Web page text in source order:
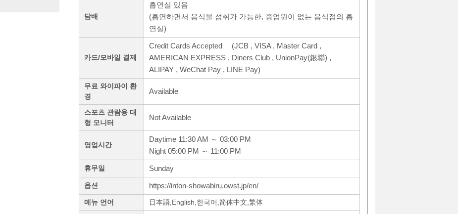
담배
흡연실 있음
(흡연하면서 음식물 섭취가 가능한, 종업원이 없는 음식점의 흡
연실)
카드/모바일 결제
Credit Cards Accepted (JCB , VISA , Master Card ,
AMERICAN EXPRESS , Diners Club , UnionPay(銀聯) ,
ALIPAY , WeChat Pay , LINE Pay)
무료 와이파이 환
경
Available
스포츠 관람용 대
형 모니터
Not Available
영업시간
Daytime 11:30 AM ～ 03:00 PM
Night 05:00 PM ～ 11:00 PM
휴무일 Sunday
옵션 https://inton-showabiru.owst.jp/en/
메뉴 언어 日本語,English,한국어,简体中文,繁体